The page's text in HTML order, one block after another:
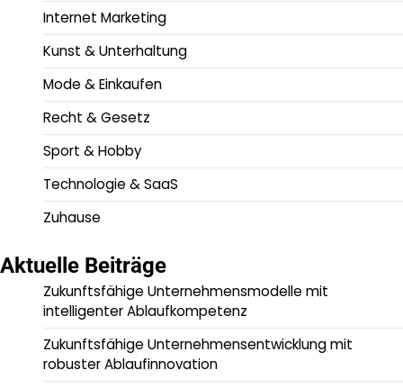
Internet Marketing
Kunst & Unterhaltung
Mode & Einkaufen
Recht & Gesetz
Sport & Hobby
Technologie & SaaS
Zuhause
Aktuelle Beiträge
Zukunftsfähige Unternehmensmodelle mit
intelligenter Ablaufkompetenz
Zukunftsfähige Unternehmensentwicklung mit
robuster Ablaufinnovation